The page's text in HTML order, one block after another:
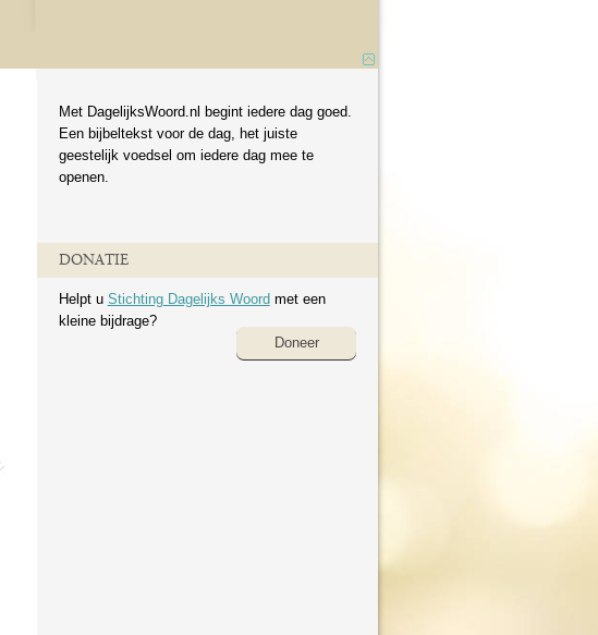
Met DagelijksWoord.nl begint iedere dag goed.
Een bijbeltekst voor de dag, het juiste
geestelijk voedsel om iedere dag mee te
openen.
DONATIE
Helpt u Stichting Dagelijks Woord met een
kleine bijdrage?
Doneer